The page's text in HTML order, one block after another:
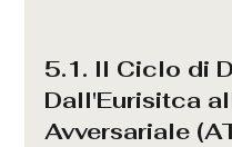
5.1. Il Ciclo di
Dall'Eurisitca
Avversariale